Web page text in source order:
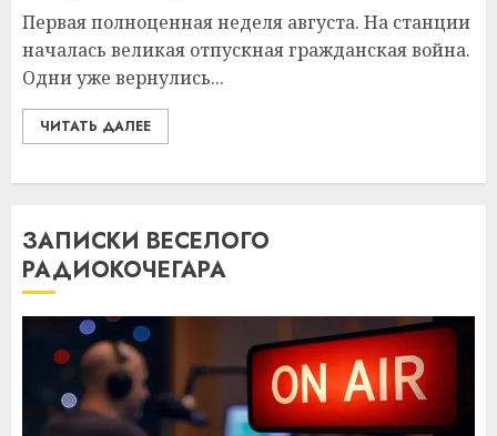
Первая полноценная неделя августа. На станции
началась великая отпускная гражданская война.
Одни уже вернулись...
ЧИТАТЬ ДАЛЕЕ
ЗАПИСКИ ВЕСЕЛОГО
РАДИОКОЧЕГАРА